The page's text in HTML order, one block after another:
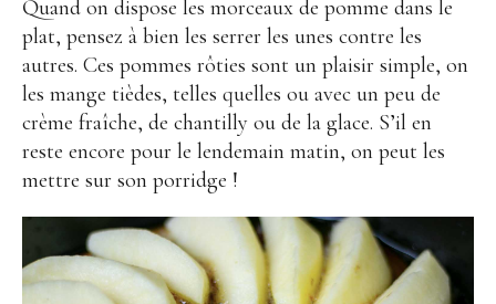
Quand on dispose les morceaux de pomme dans le
plat, pensez à bien les serrer les unes contre les
autres. Ces pommes rôties sont un plaisir simple, on
les mange tièdes, telles quelles ou avec un peu de
crème fraîche, de chantilly ou de la glace. S’il en
reste encore pour le lendemain matin, on peut les
mettre sur son porridge !